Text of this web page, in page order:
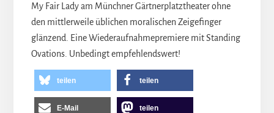
My Fair Lady am Münchner Gärtnerplatztheater ohne
den mittlerweile üblichen moralischen Zeigefinger
glänzend. Eine Wiederaufnahmepremiere mit Standing
Ovations. Unbedingt empfehlendswert!
teilen teilen
E-Mail teilen